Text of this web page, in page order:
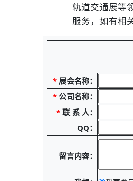
轨道交通展等
服务，如有相
* 展会名称：
* 公司名称：
* 联 系 人：
QQ：
留言内容：